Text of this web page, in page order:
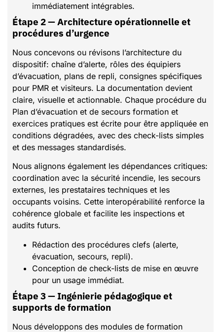
immédiatement intégrables.
Étape 2 — Architecture opérationnelle et
procédures d’urgence
Nous concevons ou révisons l’architecture du
dispositif: chaîne d’alerte, rôles des équipiers
d’évacuation, plans de repli, consignes spécifiques
pour PMR et visiteurs. La documentation devient
claire, visuelle et actionnable. Chaque procédure du
Plan d’évacuation et de secours formation et
exercices pratiques est écrite pour être appliquée en
conditions dégradées, avec des check-lists simples
et des messages standardisés.
Nous alignons également les dépendances critiques:
coordination avec la sécurité incendie, les secours
externes, les prestataires techniques et les
occupants voisins. Cette interopérabilité renforce la
cohérence globale et facilite les inspections et
audits futurs.
Rédaction des procédures clefs (alerte,
évacuation, secours, repli).
Conception de check-lists de mise en œuvre
pour un usage immédiat.
Étape 3 — Ingénierie pédagogique et
supports de formation
Nous développons des modules de formation